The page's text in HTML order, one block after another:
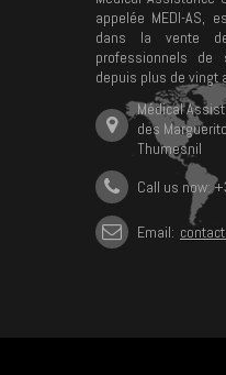
appelée MEDI-AS,
dans la vente
professionnels de
depuis plus de vingt
Médical
des
Thumesnil
Call us now:
Email: